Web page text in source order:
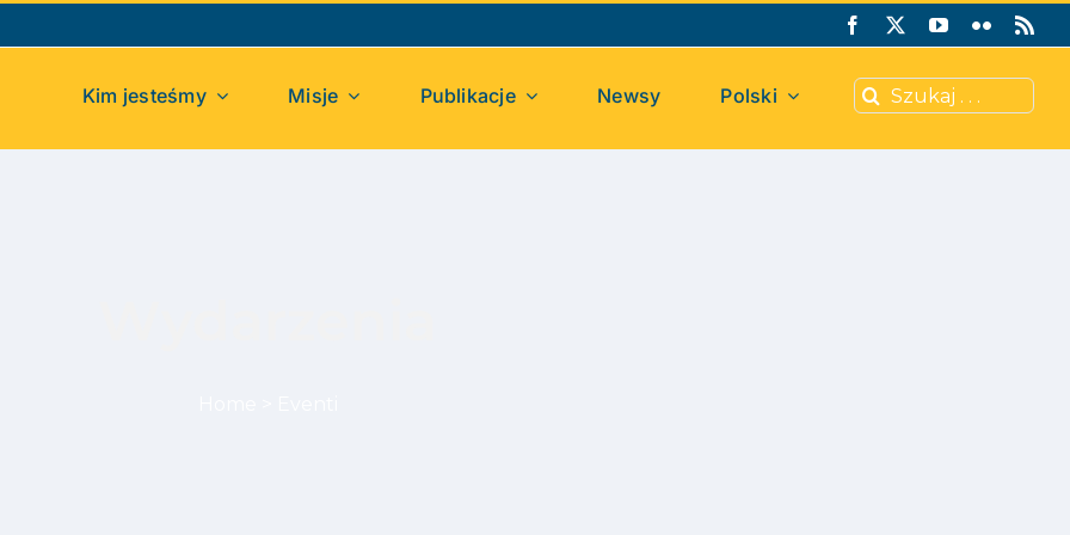
Kim jesteśmy Misje Publikacje Newsy Polski
Search